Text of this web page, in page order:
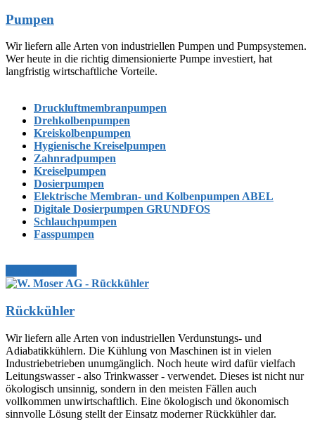
Pumpen
Wir liefern alle Arten von industriellen Pumpen und Pumpsystemen.
Wer heute in die richtig dimensionierte Pumpe investiert, hat
langfristig wirtschaftliche Vorteile.
Druckluftmembranpumpen
Drehkolbenpumpen
Kreiskolbenpumpen
Hygienische Kreiselpumpen
Zahnradpumpen
Kreiselpumpen
Dosierpumpen
Elektrische Membran- und Kolbenpumpen ABEL
Digitale Dosierpumpen GRUNDFOS
Schlauchpumpen
Fasspumpen
Rückkühler
Wir liefern alle Arten von industriellen Verdunstungs- und
Adiabatikkühlern. Die Kühlung von Maschinen ist in vielen
Industriebetrieben unumgänglich. Noch heute wird dafür vielfach
Leitungswasser - also Trinkwasser - verwendet. Dieses ist nicht nur
ökologisch unsinnig, sondern in den meisten Fällen auch
vollkommen unwirtschaftlich. Eine ökologisch und ökonomisch
sinnvolle Lösung stellt der Einsatz moderner Rückkühler dar.